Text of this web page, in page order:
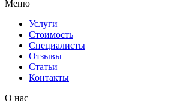
Меню
Услуги
Стоимость
Специалисты
Отзывы
Статьи
Контакты
О нас